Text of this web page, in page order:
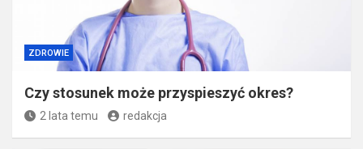
ZDROWIE
Czy stosunek może przyspieszyć okres?
2 lata temu redakcja